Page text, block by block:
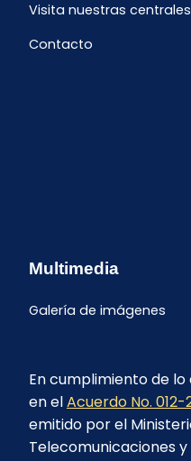
Visita nuestras centrales
Contacto
Multimedia
Galería de imágenes
En cumplimiento de lo
en elAcuerdo No. 012-
emitido por el
Telecomunicaciones y